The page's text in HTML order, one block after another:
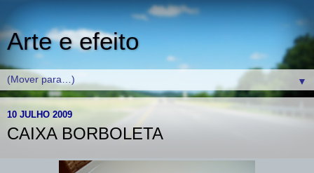
Arte e efeito
▼
10 JULHO 2009
CAIXA BORBOLETA